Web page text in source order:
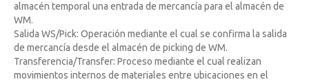
almacén temporal una entrada de mercancía para el almacén de
WM.
Salida WS/Pick: Operación mediante el cual se confirma la salida
de mercancía desde el almacén de picking de WM.
Transferencia/Transfer: Proceso mediante el cual realizan
movimientos internos de materiales entre ubicaciones en el